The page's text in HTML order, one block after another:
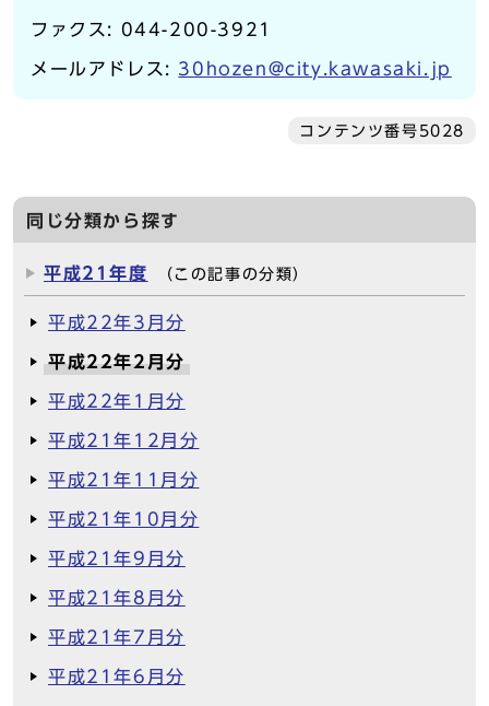
ファクス: 044-200-3921
メールアドレス: 30hozen@city.kawasaki.jp
コンテンツ番号5028
同じ分類から探す
平成21年度 （この記事の分類）
平成22年3月分
平成22年2月分
平成22年1月分
平成21年12月分
平成21年11月分
平成21年10月分
平成21年9月分
平成21年8月分
平成21年7月分
平成21年6月分